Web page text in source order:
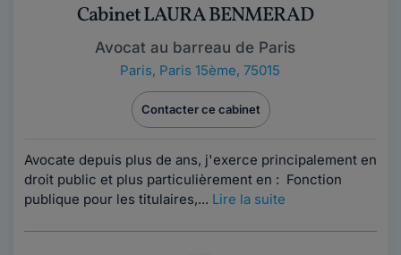
Cabinet LAURA BENMERAD
Avocat au barreau de Paris
Paris, Paris 15ème, 75015
Contacter ce cabinet
Avocate depuis plus de ans, j'exerce principalement en
droit public et plus particulièrement en : Fonction
publique pour les titulaires,... Lire la suite